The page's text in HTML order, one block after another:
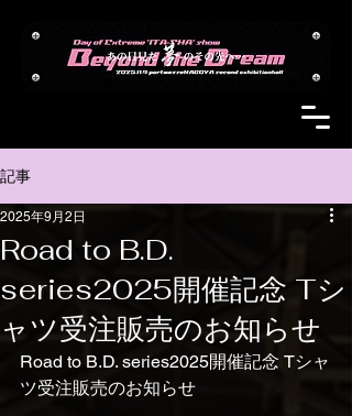
記事
Road to B.D.
series2025開催記念 Tシ
ャツ受注販売のお知らせ
2025年9月2日
Road to B.D. series2025開催記念 Tシャ
ツ受注販売のお知らせ